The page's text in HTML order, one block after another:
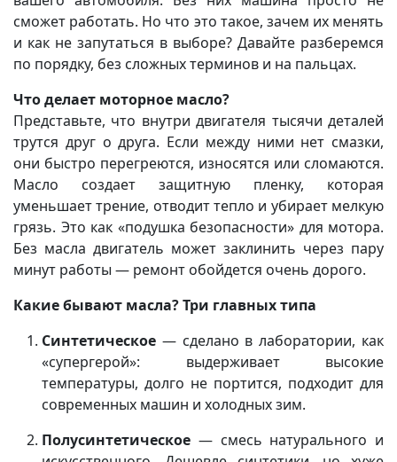
сможет работать. Но что это такое, зачем их менять
и как не запутаться в выборе? Давайте разберемся
по порядку, без сложных терминов и на пальцах.
Что делает моторное масло?
Представьте, что внутри двигателя тысячи деталей
трутся друг о друга. Если между ними нет смазки,
они быстро перегреются, износятся или сломаются.
Масло создает защитную пленку, которая
уменьшает трение, отводит тепло и убирает мелкую
грязь. Это как «подушка безопасности» для мотора.
Без масла двигатель может заклинить через пару
минут работы — ремонт обойдется очень дорого.
Какие бывают масла? Три главных типа
Синтетическое — сделано в лаборатории, как
«супергерой»: выдерживает высокие
температуры, долго не портится, подходит для
современных машин и холодных зим.
Полусинтетическое — смесь натурального и